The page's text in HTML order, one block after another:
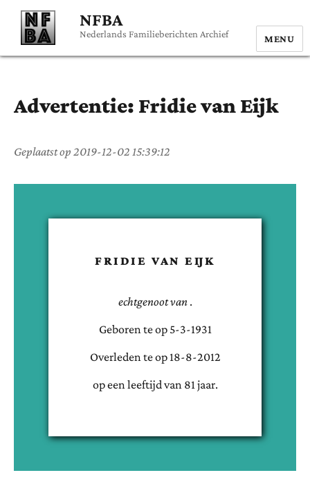
NFBA
Nederlands Familieberichten Archief MENU
Advertentie: Fridievan Eijk
Geplaatst op 2019-12-02 15:39:12
FRIDIE VAN EIJK
echtgenoot van .
Geboren teop 5-3-1931
Overleden teop 18-8-2012
op een leeftijd van 81 jaar.